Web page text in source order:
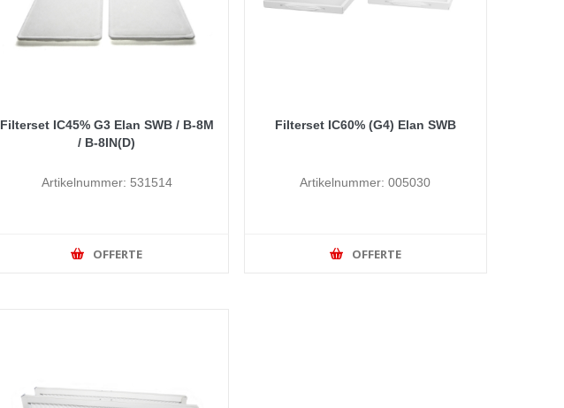
Filterset IC45% G3 Elan SWB / B-8M
/ B-8IN(D)
Artikelnummer: 531514
OFFERTE
Filterset IC60% (G4) Elan SWB
Artikelnummer: 005030
OFFERTE